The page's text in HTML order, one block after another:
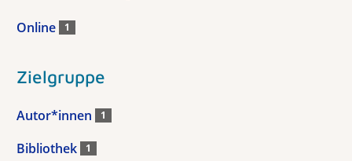
Online 1
Zielgruppe
Autor*innen 1
Bibliothek 1